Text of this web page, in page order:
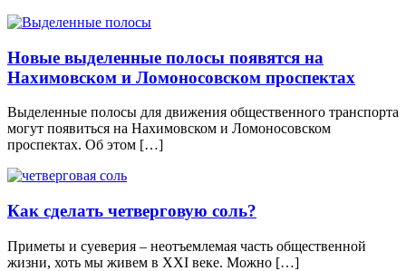
Новые выделенные полосы появятся на
Нахимовском и Ломоносовском проспектах
Выделенные полосы для движения общественного транспорта
могут появиться на Нахимовском и Ломоносовском
проспектах. Об этом […]
Как сделать четверговую соль?
Приметы и суеверия – неотъемлемая часть общественной
жизни, хоть мы живем в XXI веке. Можно […]